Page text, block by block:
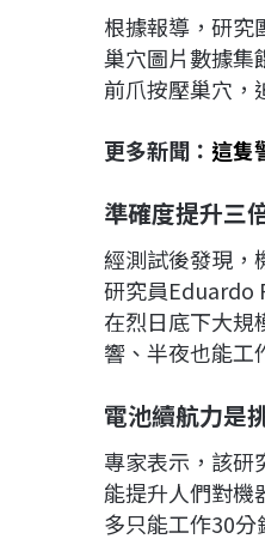
根據報導，研究
巢穴圖片數據集
前爪按壓巢穴，
更多新聞： 這隻
準確度提升三
經測試後發現，
研究員Eduardo
在烈日底下大規
響、半夜也能工
電池續航力是
專家表示，該研
能提升人們對機
多只能工作30分